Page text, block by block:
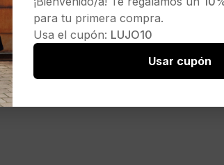
para tu primera compra.
Usa el cupón: LUJO10
Usar cupón